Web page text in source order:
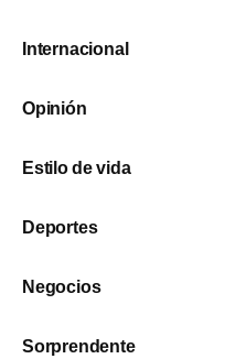
Internacional
Opinión
Estilo de vida
Deportes
Negocios
Sorprendente